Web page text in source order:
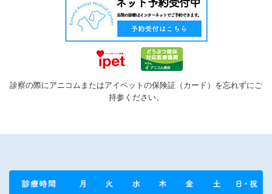
診察の際にアニコムまたはアイペットの保険証（カード）を忘れずにご
持参ください。